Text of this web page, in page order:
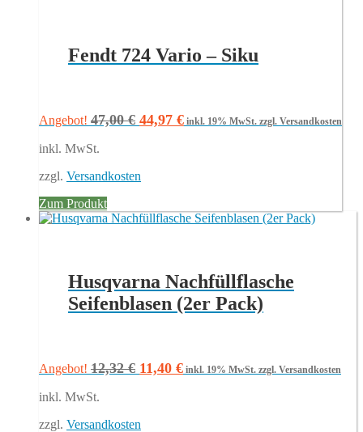
Fendt 724 Vario – Siku
Angebot! 47,00€ Ursprünglicher
47,00 €
44,97 €Aktueller
inkl. 19% MwSt. zzgl. Versandkosten
inkl. MwSt.
zzgl. Versandkosten
Zum Produkt
Husqvarna Nachfüllflasche
Seifenblasen (2er Pack)
Angebot! 12,32€ Ursprünglicher
11,40 €Aktueller
inkl. 19% MwSt. zzgl. Versandkosten
inkl. MwSt.
zzgl. Versandkosten